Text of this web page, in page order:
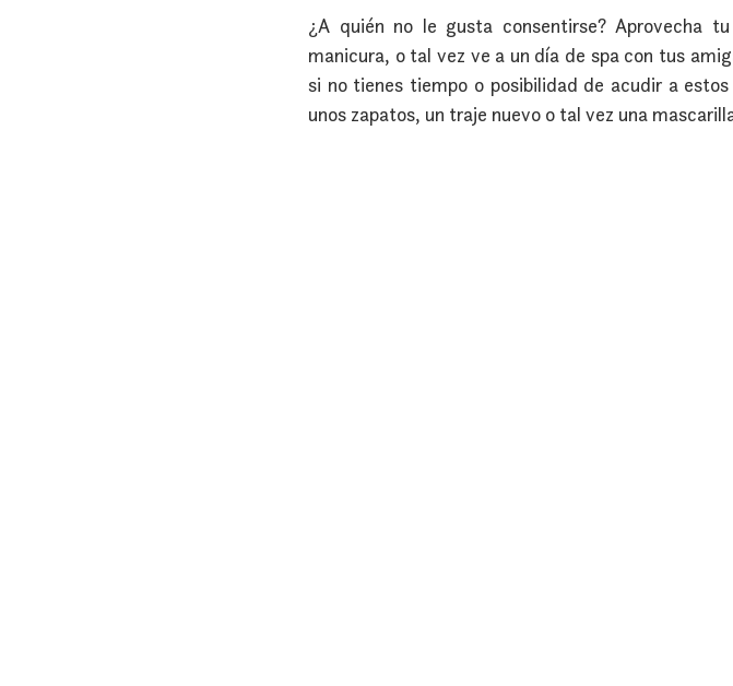
¿A quién no le gusta consentirse? Aprovecha
manicura, o tal vez ve a un día de spa con tus
si no tienes tiempo o posibilidad de acudir a
unos zapatos, un traje nuevo o tal vez una